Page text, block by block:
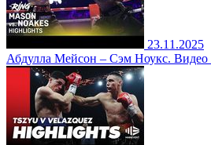
23.11.2025
Абдулла Мейсон – Сэм Ноукс.